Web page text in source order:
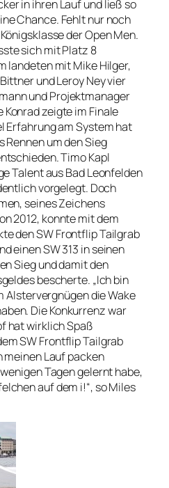
in ihren Lauf und ließ so
Chance. Fehlt nur noch
der Open Men.
sich mit Platz 8
landeten mit Mike Hilger,
und Leroy Ney vier
und Projektmanager
Konrad zeigte im Finale
Erfahrung am System hat
Rennen um den Sieg
Timo Kapl
Talent aus Bad Leonfelden
vorgelegt. Doch
seines Zeichens
2012, konnte mit dem
den SW Frontflip Tailgrab
einen SW 313 in seinen
Sieg und damit den
bescherte. „Ich bin
Alstervergnügen die Wake
Die Konkurrenz war
hat wirklich Spaß
SW Frontflip Tailgrab
meinen Lauf packen
Tagen gelernt habe,
auf dem i!“, so Miles